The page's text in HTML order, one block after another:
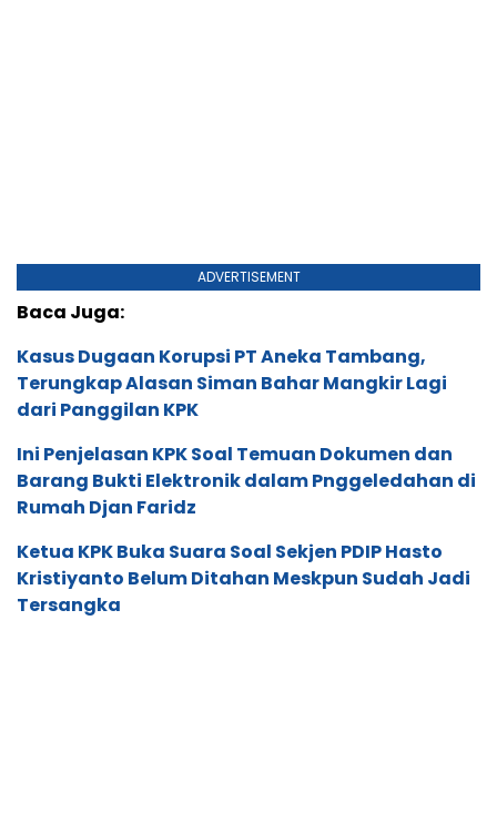
ADVERTISEMENT
Baca Juga:
Kasus Dugaan Korupsi PT Aneka Tambang,
Terungkap Alasan Siman Bahar Mangkir Lagi
dari Panggilan KPK
Ini Penjelasan KPK Soal Temuan Dokumen dan
Barang Bukti Elektronik dalam Pnggeledahan di
Rumah Djan Faridz
Ketua KPK Buka Suara Soal Sekjen PDIP Hasto
Kristiyanto Belum Ditahan Meskpun Sudah Jadi
Tersangka